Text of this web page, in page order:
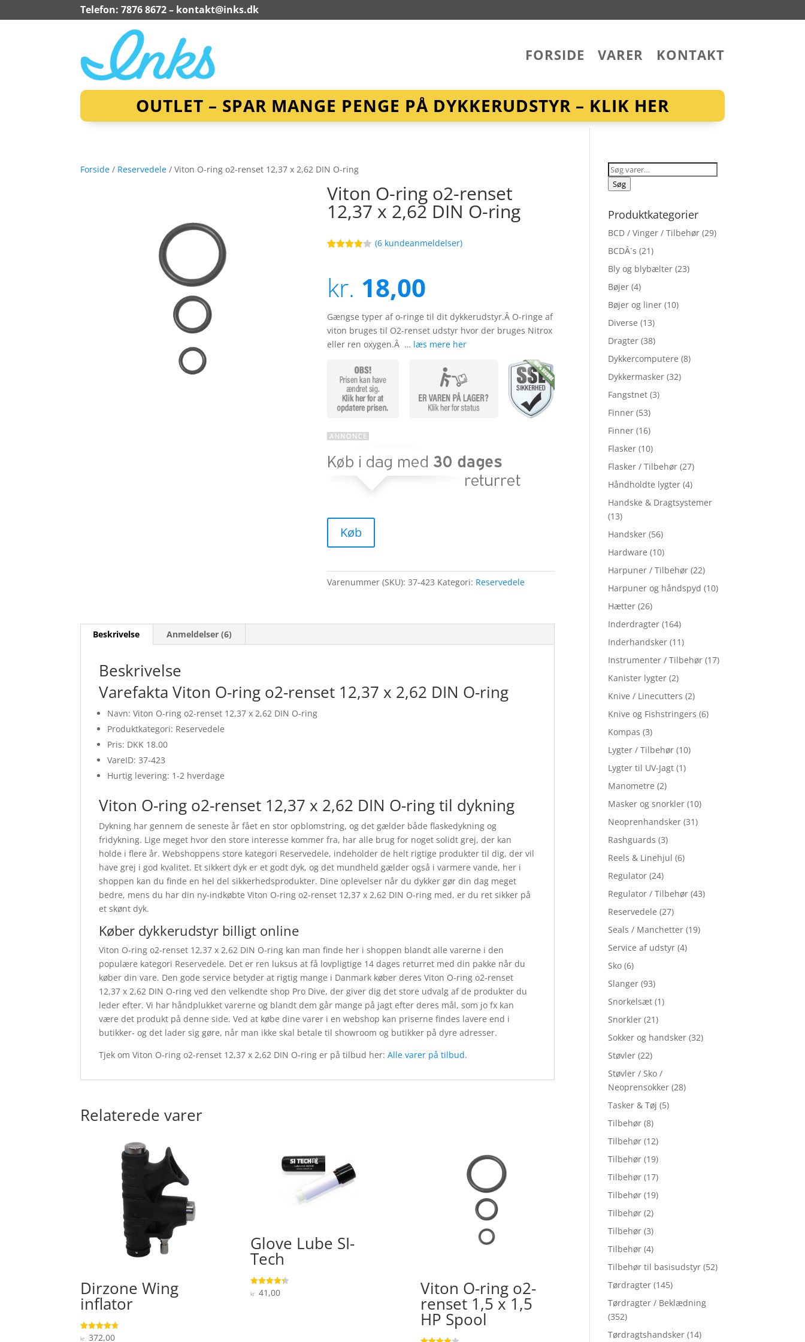
Telefon: 7876 8672 – kontakt@inks.dk
FORSIDE VARER KONTAKT
OUTLET – SPAR MANGE PENGE PÅ DYKKERUDSTYR – KLIK HER
Forside / Reservedele / Viton O-ring o2-renset 12,37 x 2,62 DIN O-ring
Viton O-ring o2-renset
12,37 x 2,62 DIN O-ring
baseret
på
kundebed
er
(6kundeanmeldelser)
kr. 18,00
Gængse typer af o-ringe til dit dykkerudstyr.Â O-ringe af
viton bruges til O2-renset udstyr hvor der bruges Nitrox
eller ren oxygen.Â … læs mere her
Køb
Varenummer (SKU):37-423 Kategori: Reservedele
Beskrivelse Anmeldelser (6)
Beskrivelse
Varefakta Viton O-ring o2-renset 12,37 x 2,62 DIN O-ring
Navn: Viton O-ring o2-renset 12,37 x 2,62 DIN O-ring
Produktkategori: Reservedele
Pris: DKK 18.00
VareID: 37-423
Hurtig levering: 1-2 hverdage
Viton O-ring o2-renset 12,37 x 2,62 DIN O-ring til dykning
Dykning har gennem de seneste år fået en stor opblomstring, og det gælder både flaskedykning og
fridykning. Lige meget hvor den store interesse kommer fra, har alle brug for noget solidt grej, der kan
holde i flere år. Webshoppens store kategori Reservedele, indeholder de helt rigtige produkter til dig, der vil
have grej i god kvalitet. Et sikkert dyk er et godt dyk, og det mundheld gælder også i varmere vande, her i
shoppen kan du finde en hel del sikkerhedsprodukter. Dine oplevelser når du dykker gør din dag meget
bedre, mens du har din ny-indkøbte Viton O-ring o2-renset 12,37 x 2,62 DIN O-ring med, er du ret sikker på
et skønt dyk.
Køber dykkerudstyr billigt online
Viton O-ring o2-renset 12,37 x 2,62 DIN O-ring kan man finde her i shoppen blandt alle varerne i den
populære kategori Reservedele. Det er ren luksus at få lovpligtige 14 dages returret med din pakke når du
køber din vare. Den gode service betyder at rigtig mange i Danmark køber deres Viton O-ring o2-renset
12,37 x 2,62 DIN O-ring ved den velkendte shop Pro Dive, der giver dig det store udvalg af de produkter du
leder efter. Vi har håndplukket varerne og blandt dem går mange på jagt efter deres mål, som jo fx kan
være det produkt på denne side. Ved at købe dine varer i en webshop kan priserne findes lavere end i
butikker- og det lader sig gøre, når man ikke skal betale til showroom og butikker på dyre adresser.
Tjek om Viton O-ring o2-renset 12,37 x 2,62 DIN O-ring er på tilbud her:Alle varer på tilbud.
Relaterede varer
Dirzone Wing
inflator
Vurderet
kr. 372,00
Glove Lube SI-
Tech
Vurderet
4.3
kr.41,00 Viton O-ring o2-
renset 1,5 x 1,5
HP Spool
Søg
efter:
Søg
Produktkategorier
BCD / Vinger / Tilbehør (29)
BCDÂ´s (21)
Bly og blybælter (23)
Bøjer (4)
Bøjer og liner (10)
Diverse (13)
Dragter (38)
Dykkercomputere (8)
Dykkermasker (32)
Fangstnet (3)
Finner (53)
Finner (16)
Flasker (10)
Flasker / Tilbehør (27)
Håndholdte lygter (4)
Handske & Dragtsystemer
(13)
Handsker (56)
Hardware (10)
Harpuner / Tilbehør (22)
Harpuner og håndspyd (10)
Hætter (26)
Inderdragter (164)
Inderhandsker (11)
Instrumenter / Tilbehør (17)
Kanister lygter (2)
Knive / Linecutters (2)
Knive og Fishstringers (6)
Kompas (3)
Lygter / Tilbehør (10)
Lygter til UV-Jagt (1)
Manometre (2)
Masker og snorkler (10)
Neoprenhandsker (31)
Rashguards (3)
Reels & Linehjul (6)
Regulator (24)
Regulator / Tilbehør (43)
Reservedele (27)
Seals / Manchetter (19)
Service af udstyr (4)
Sko (6)
Slanger (93)
Snorkelsæt (1)
Snorkler (21)
Sokker og handsker (32)
Støvler (22)
Støvler / Sko /
Neoprensokker (28)
Tasker & Tøj (5)
Tilbehør (8)
Tilbehør (12)
Tilbehør (19)
Tilbehør (17)
Tilbehør (19)
Tilbehør (2)
Tilbehør (3)
Tilbehør (4)
Tilbehør til basisudstyr (52)
Tørdragter (145)
Tørdragter / Beklædning
(352)
Tørdragtshandsker (14)